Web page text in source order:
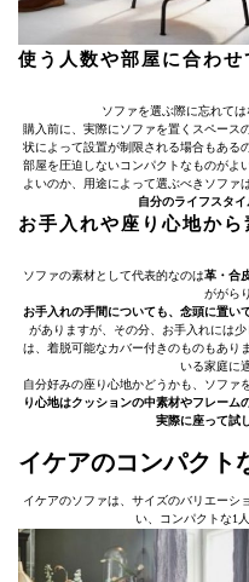
使う人数や部屋に合わ
ソファを選ぶ際に忘れて
購入前に、実際にソファを置くスペース
状によって設置が制限される場合もあるの
部屋を圧迫しないコンパクトなものがよ
よいのか、用途によって選ぶべきソファ
自分のライフスタイ
お手入れや座り心地から
ソファの素材として代表的なのは革・合
ががら
お手入れの手間についても、念頭に置い
がありますが、その分、お手入れには
は、着脱可能なカバー付きのものもあり
いる家庭に
自分好みの座り心地かどうかも、ソファ
り心地はクッションの中素材やフレーム
実際に座って試
イケアのコンパクト
イケアのソファは、サイズのバリエーシ
い、コンパクトな1